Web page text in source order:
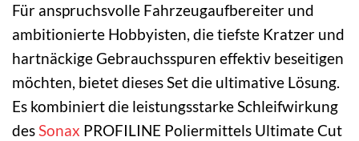
Für anspruchsvolle Fahrzeugaufbereiter und
ambitionierte Hobbyisten, die tiefste Kratzer und
hartnäckige Gebrauchsspuren effektiv beseitigen
möchten, bietet dieses Set die ultimative Lösung.
Es kombiniert die leistungsstarke Schleifwirkung
desSonax PROFILINE Poliermittels Ultimate Cut